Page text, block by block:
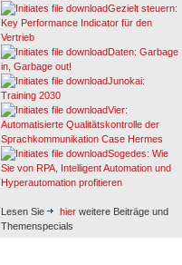
Gezielt steuern:
Key Performance Indicator für den
Vertrieb
Daten: Garbage
in, Garbage out!
Junokai:
Training 2030
Vier:
Automatisierte Qualitätskontrolle der
Sprachkommunikation Case Hermes
Sogedes: Wie
Sie von RPA, Intelligent Automation und
Hyperautomation profitieren
Lesen Sie hier weitere Beiträge und
Themenspecials